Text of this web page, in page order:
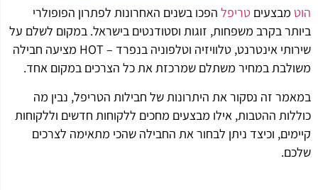
הוט מבצעים טריפל הפכו בשנים האחרונות לפתרון הפופולרי
ביותר בקרב משפחות, זוגות וסטודנטים בישראל. במקום לשלם על
שירותי אינטרנט, טלוויזיה וטלפוניה בנפרד – HOT מציעה חבילה
משולבת במחיר משתלם שמרכזת את כל הצרכים במקום אחד.
במאמר זה נסקור את היתרונות של חבילות הטריפל, נבין מה
כוללות ההטבות, אילו מבצעים מחכים ללקוחות חדשים וללקוחות
קיימים, וכיצד ניתן לבחור את החבילה שהכי מתאימה לצרכים
שלכם.